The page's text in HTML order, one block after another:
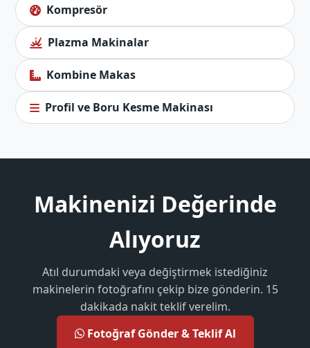
Kompresör
Plazma Makinalar
Kombine Makas
Profil ve Boru Kesme Makinası
Makinenizi Değerinde
Alıyoruz
Atıl durumdaki veya değiştirmek istediğiniz
makinelerin fotoğrafını çekip bize gönderin. 15
dakikada nakit teklif verelim.
Fotoğraf Gönder & Teklif Al